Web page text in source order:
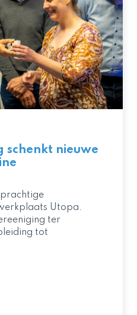
schenkt nieuwe
Utopa.
ter
tot